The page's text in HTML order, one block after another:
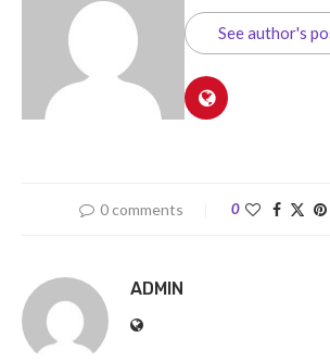
See author's
0 comments 0
ADMIN